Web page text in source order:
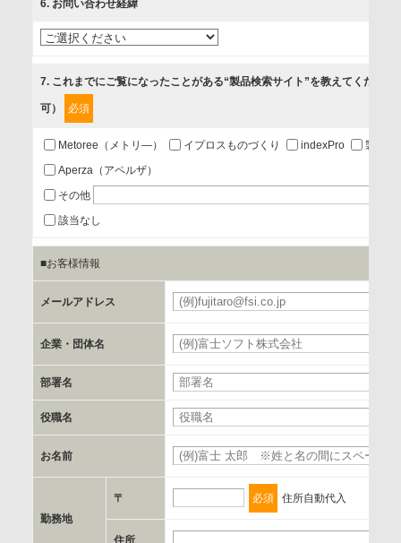
3.お客様の業務内容、及び興味、関心に応じた情報の提供
4.お客様満足度調査等のアンケートの依頼
第三者提供の有無
あり
a.個人情報の提供・利用目的
当該企業/団体のサービス等のご案内及び当該企業/団体からの
お客様のご氏名、フリガナ、企業・団体名、部署名、役職、
郵便番号、住所、電話番号、FAX番号、メールアドレス
c.第三者への提供の手段または手法
書類の送付又は電子的な方法
d.提供先および管理者
当社とイベント/セミナーを共同で開催する企業/団体
e.個人情報取り扱いに関する契約
6. お問い合わせ経緯
7. これまでにご覧になったことがある“製品検索サイト”を教えてください
可） 必須
Metoree（メトリ―） イプロスものづくり indexPro
製品ナ
Aperza（アペルザ）
その他
該当なし
■お客様情報
メールアドレス
企業・団体名
部署名
役職名
お名前
勤務地
〒 必須 住所自動代入
住所